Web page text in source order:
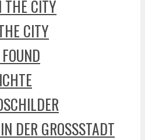
THE CITY
CITY
DER GROSSSTADT